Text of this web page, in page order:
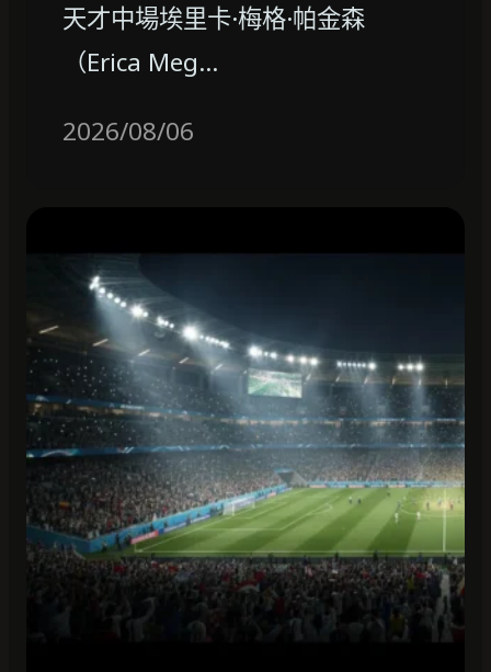
天才中場埃里卡·梅格·帕金森
（Erica Meg…
2026/08/06